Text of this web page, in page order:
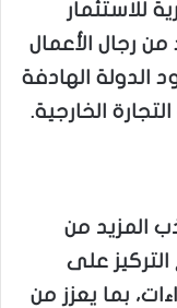
للاستثمار
من رجال الأعمال
الدولة الهادفة
الخارجية.
المزيد من
التركيز على
بما يعزز من